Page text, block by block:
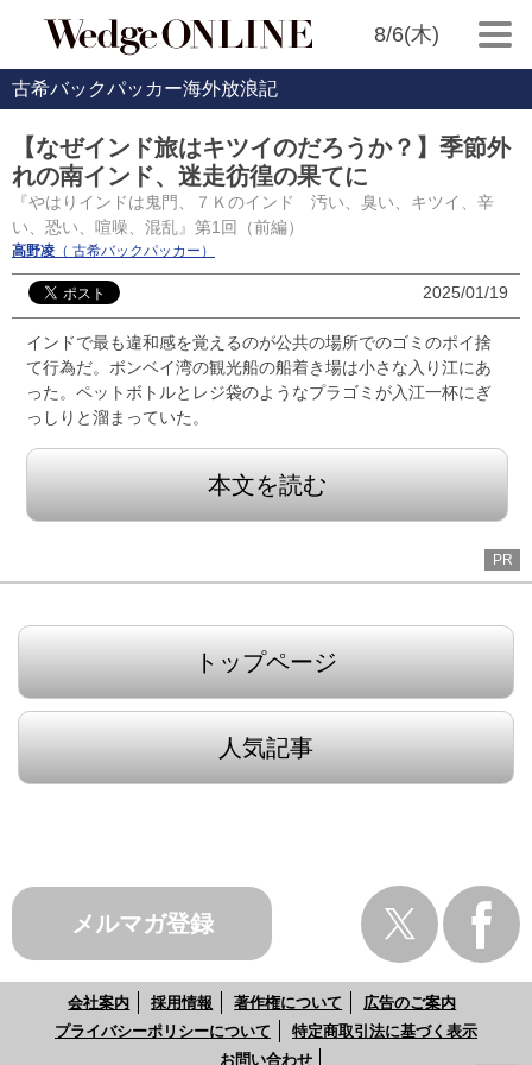
8/6(木)
古希バックパッカー海外放浪記
【なぜインド旅はキツイのだろうか？】季節外
れの南インド、迷走彷徨の果てに
『やはりインドは鬼門、７Ｋのインド 汚い、臭い、キツイ、辛
い、恐い、喧噪、混乱』第1回（前編）
高野凌 （ 古希バックパッカー）
2025/01/19
インドで最も違和感を覚えるのが公共の場所でのゴミのポイ捨
て行為だ。ボンベイ湾の観光船の船着き場は小さな入り江にあ
った。ペットボトルとレジ袋のようなプラゴミが入江一杯にぎ
っしりと溜まっていた。
本文を読む
PR
トップページ
人気記事
メルマガ登録
会社案内 採用情報 著作権について
広告のご案内
プライバシーポリシーについて
特定商取引法に基づく表示
お問い合わせ